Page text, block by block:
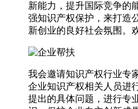
新能力，提升国际竞争的
强知识产权保护，来打造
新创业的良好社会氛围。
我会邀请知识产权行业专
企业知识产权相关人员进
提出的具体问题，进行专